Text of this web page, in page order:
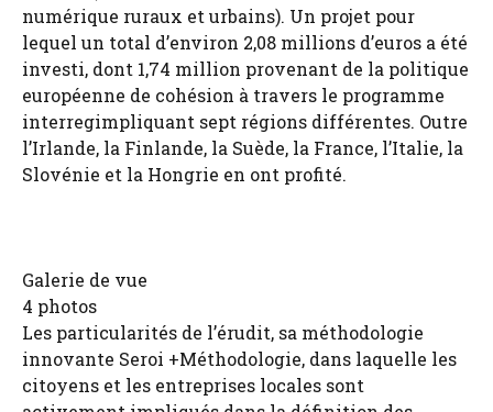
numérique ruraux et urbains). Un projet pour
lequel un total d’environ 2,08 millions d’euros a été
investi, dont 1,74 million provenant de la politique
européenne de cohésion à travers le programme
interregimpliquant sept régions différentes. Outre
l’Irlande, la Finlande, la Suède, la France, l’Italie, la
Slovénie et la Hongrie en ont profité.
Galerie de vue
4 photos
Les particularités de l’érudit, sa méthodologie
innovante Seroi +Méthodologie, dans laquelle les
citoyens et les entreprises locales sont